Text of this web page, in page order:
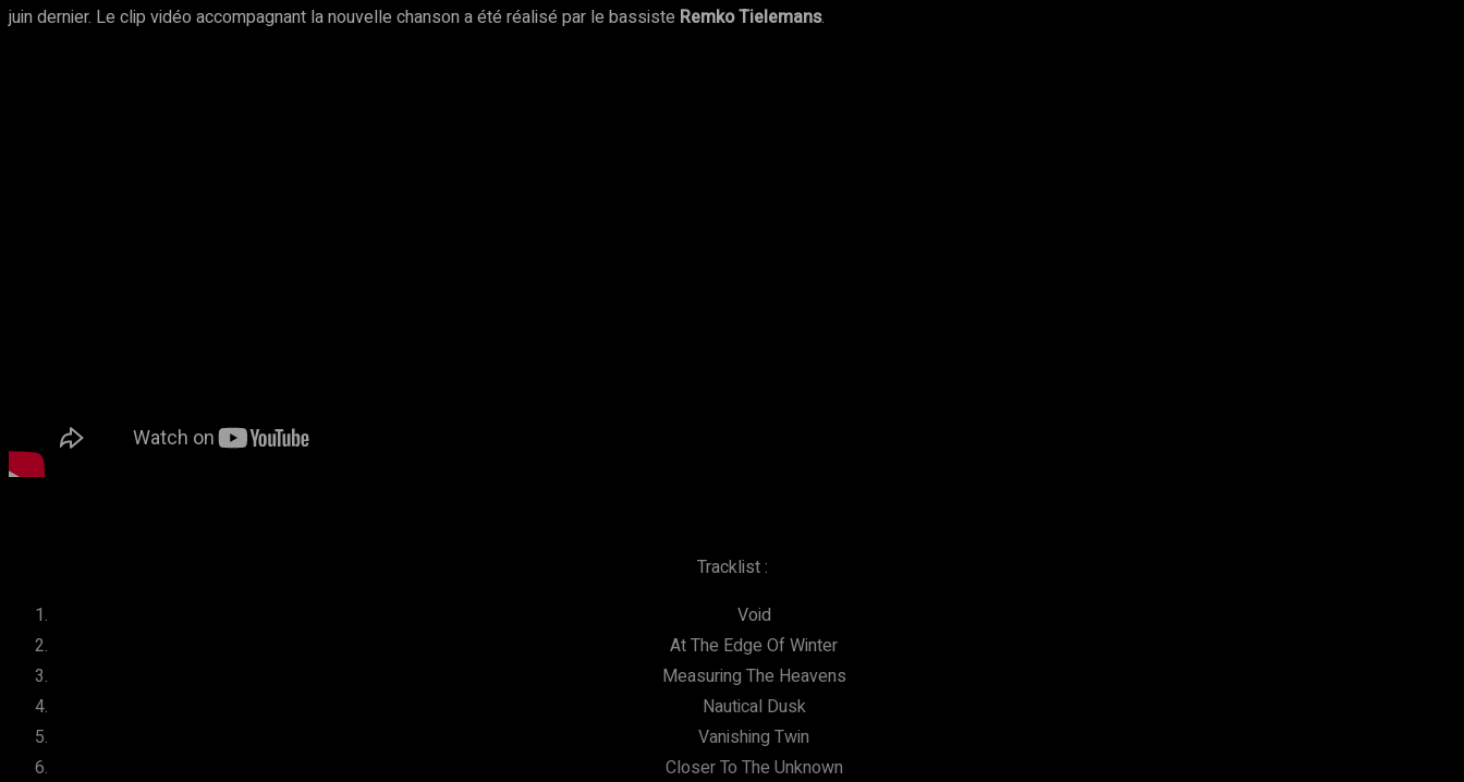
juin dernier. Le clip vidéo accompagnant la nouvelle chanson a été réalisé par le bassiste Remko Tielemans.
Tracklist :
Void
At The Edge Of Winter
Measuring The Heavens
Nautical Dusk
Vanishing Twin
Closer To The Unknown